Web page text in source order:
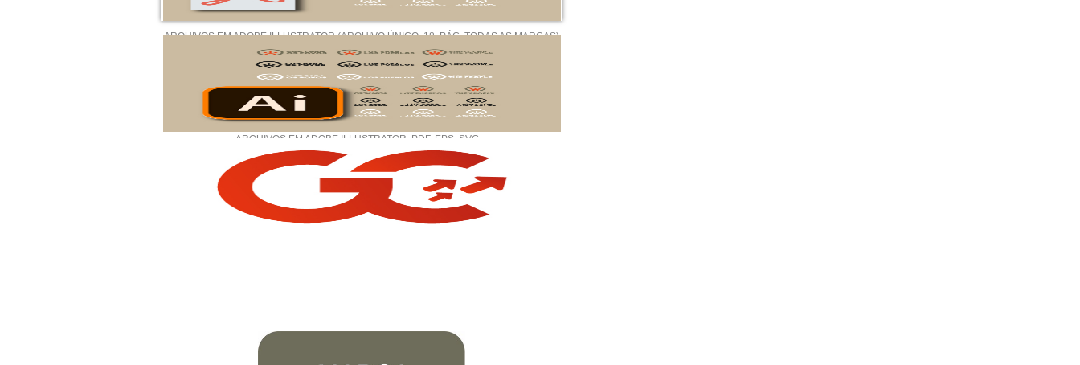
ARQUIVOS EM ADOBE ILLUSTRATOR (ARQUIVO ÚNICO 18 PÁG, TODAS AS MARCAS)
ARQUIVOS EM ADOBE ILLUSTRATOR, PDF, EPS, SVG…